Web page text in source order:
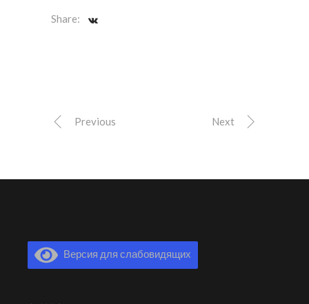
Share:
Previous Next
Версия для слабовидящих